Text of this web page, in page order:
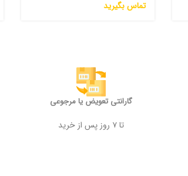
تماس بگیرید
گارانتی تعویض یا مرجوعی
تا ۷ روز پس از خرید